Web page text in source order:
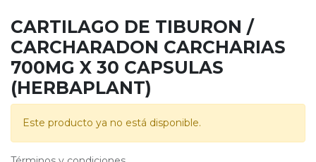
CARTILAGO DE TIBURON /
CARCHARADON CARCHARIAS
700MG X 30 CAPSULAS
(HERBAPLANT)
Este producto ya no está disponible.